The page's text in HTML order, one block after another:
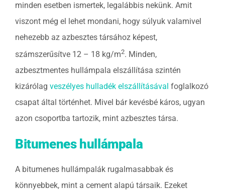
minden esetben ismertek, legalábbis nekünk. Amit
viszont még el lehet mondani, hogy súlyuk valamivel
nehezebb az azbesztes társához képest,
számszerűsítve 12 – 18 kg/m2. Minden,
azbesztmentes hullámpala elszállítása szintén
kizárólag veszélyes hulladék elszállításával foglalkozó
csapat által történhet. Mivel bár kevésbé káros, ugyan
azon csoportba tartozik, mint azbesztes társa.
Bitumenes hullámpala
A bitumenes hullámpalák rugalmasabbak és
könnyebbek, mint a cement alapú társaik. Ezeket